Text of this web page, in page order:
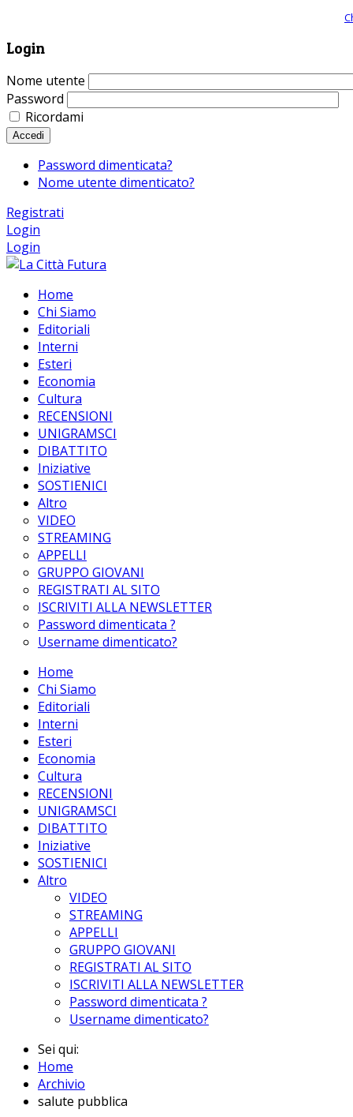
Login
Nome utente
Password
Ricordami
Accedi
Password dimenticata?
Nome utente dimenticato?
Registrati
Login
Login
Home
Chi Siamo
Editoriali
Interni
Esteri
Economia
Cultura
RECENSIONI
UNIGRAMSCI
DIBATTITO
Iniziative
SOSTIENICI
Altro
VIDEO
STREAMING
APPELLI
GRUPPO GIOVANI
REGISTRATI AL SITO
ISCRIVITI ALLA NEWSLETTER
Password dimenticata ?
Username dimenticato?
Home
Chi Siamo
Editoriali
Interni
Esteri
Economia
Cultura
RECENSIONI
UNIGRAMSCI
DIBATTITO
Iniziative
SOSTIENICI
Altro
VIDEO
STREAMING
APPELLI
GRUPPO GIOVANI
REGISTRATI AL SITO
ISCRIVITI ALLA NEWSLETTER
Password dimenticata ?
Username dimenticato?
Sei qui:
Home
Archivio
salute pubblica